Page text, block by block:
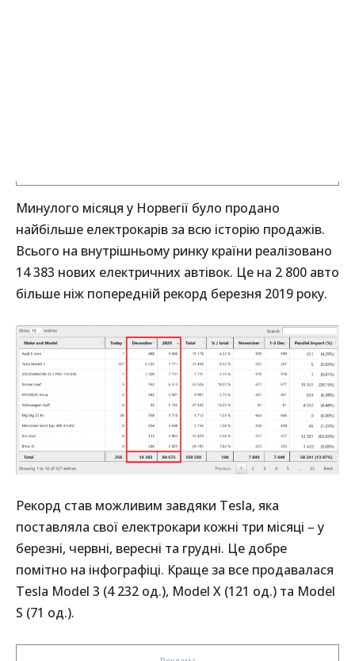
Минулого місяця у Норвегії було продано
найбільше електрокарів за всю історію продажів.
Всього на внутрішньому ринку країни реалізовано
14 383 нових електричних автівок. Це на 2 800 авто
більше ніж попередній рекорд березня 2019 року.
Рекорд став можливим завдяки Tesla, яка
поставляла свої електрокари кожні три місяці – у
березні, червні, вересні та грудні. Це добре
помітно на інфографіці. Краще за все продавалася
Tesla Model 3 (4 232 од.), Model X (121 од.) та Model
S (71 од.).